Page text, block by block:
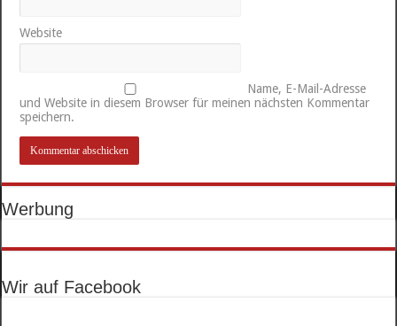
Website
Name, E-Mail-Adresse
und Website in diesem Browser für meinen nächsten Kommentar
speichern.
Werbung
Wir auf Facebook